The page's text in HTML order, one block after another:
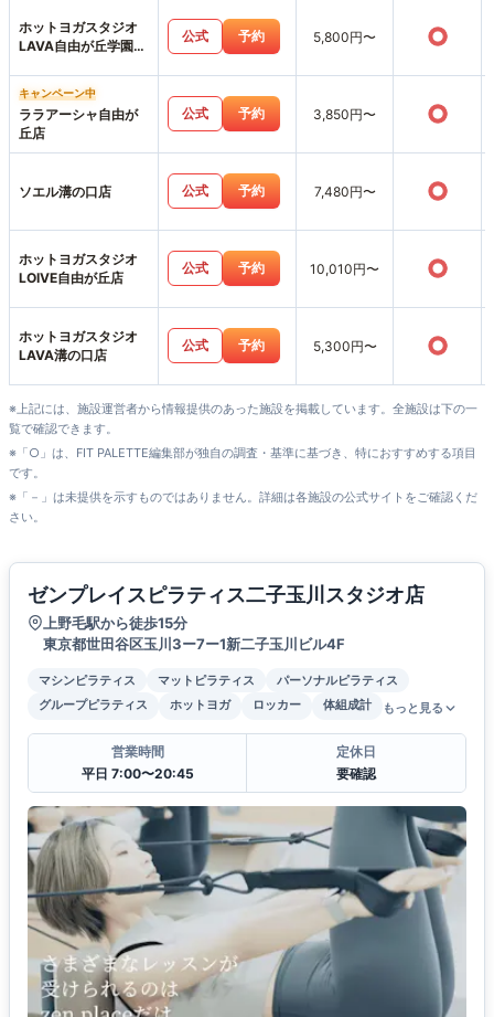
ホットヨガスタジオ
LAVA自由が丘学園通
公式 予約 5,800円〜 ○
キャンペーン中
ララアーシャ自由が
丘店
公式 予約 3,850円〜 ○
ソエル溝の口店 公式 予約 7,480円〜 ○
ホットヨガスタジオ
LOIVE自由が丘店
公式 予約 10,010円〜 ○
ホットヨガスタジオ
LAVA溝の口店
公式 予約 5,300円〜 ○
※上記には、施設運営者から情報提供のあった施設を掲載しています。全施設は下の一
覧で確認できます。
※「○」は、FIT PALETTE編集部が独自の調査・基準に基づき、特におすすめする項目
です。
※「－」は未提供を示すものではありません。詳細は各施設の公式サイトをご確認くだ
さい。
ゼンプレイスピラティス二子玉川スタジオ店
上野毛駅から徒歩15分
東京都世田谷区玉川3ー7ー1新二子玉川ビル4F
マシンピラティス マットピラティス
パーソナルピラティス
グループピラティス
ホットヨガ ロッカー 体組成計 もっと見る
営業時間
平日 7:00〜20:45
定休日
要確認